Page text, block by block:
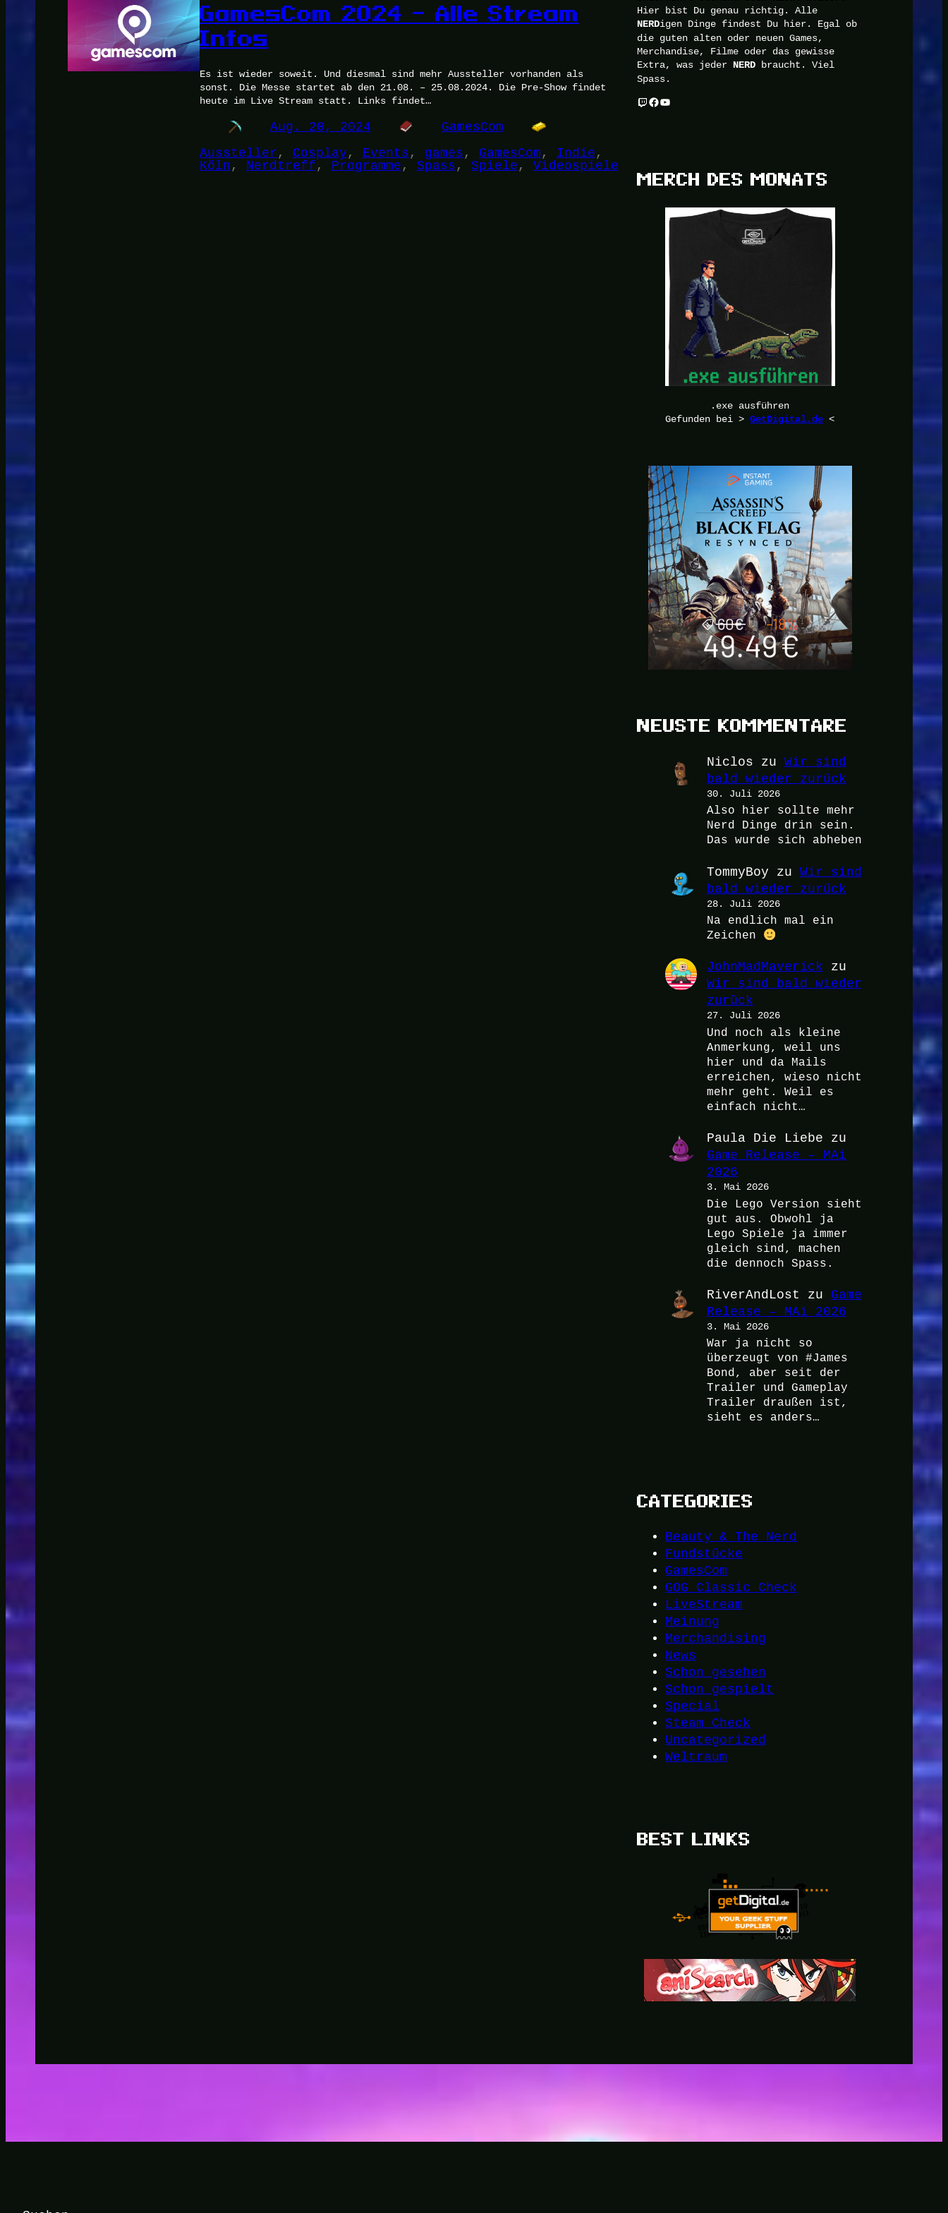
GamesCom 2024 – Alle Stream
Infos
Es ist wieder soweit. Und diesmal sind mehr Aussteller vorhanden als
sonst. Die Messe startet ab den 21.08. – 25.08.2024. Die Pre-Show findet
heute im Live Stream statt. Links findet…
Aug. 20, 2024
GamesCom
Aussteller , Cosplay , Events , games , GamesCom , Indie
Köln , Nerdtreff , Programme , Spass , Spiele , Videospiele
Hier bist Du genau richtig. Alle
NERDigen Dinge findest Du hier. Egal ob
die guten alten oder neuen Games,
Merchandise, Filme oder das gewisse
Extra, was jeder NERD braucht. Viel
Spass.
Twitch Facebook YouTube
MERCH DES MONATS
.exe ausführen
Gefunden bei >GetDigital.de <
NEUSTE KOMMENTARE
Niclos zu Wir sind
bald wieder zurück
30. Juli 2026
Also hier sollte mehr
Nerd Dinge drin sein.
Das wurde sich abheben
TommyBoy zu Wir sind
bald wieder zurück
28. Juli 2026
Na endlich mal ein
Zeichen
JohnMadMaverick zu
Wir sind bald wieder
zurück
27. Juli 2026
Und noch als kleine
Anmerkung, weil uns
hier und da Mails
erreichen, wieso nicht
mehr geht. Weil es
einfach nicht…
Paula Die Liebe zu
Game Release – MAi
2026
3. Mai 2026
Die Lego Version sieht
gut aus. Obwohl ja
Lego Spiele ja immer
gleich sind, machen
die dennoch Spass.
RiverAndLost zu Game
Release – MAi 2026
3. Mai 2026
War ja nicht so
überzeugt von #James
Bond, aber seit der
Trailer und Gameplay
Trailer draußen ist,
sieht es anders…
CATEGORIES
Beauty & The Nerd
Fundstücke
GamesCom
GOG Classic Check
LiveStream
Meinung
Merchandising
News
Schon gesehen
Schon gespielt
Special
Steam Check
Uncategorized
Weltraum
BEST LINKS